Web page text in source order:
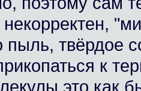
пыль, твёрдое
к
это как